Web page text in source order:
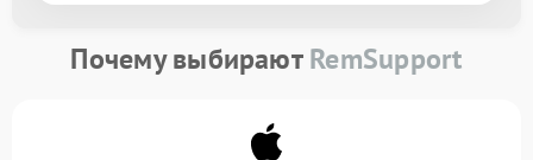
Почему выбираютRemSupport